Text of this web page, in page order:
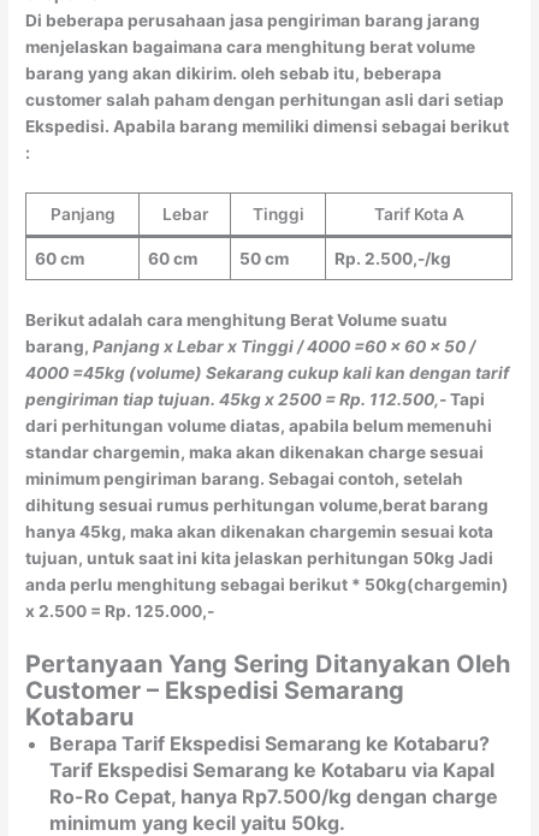
Di beberapa perusahaan jasa pengiriman barang jarang
menjelaskan bagaimana cara menghitung berat volume
barang yang akan dikirim. oleh sebab itu, beberapa
customer salah paham dengan perhitungan asli dari setiap
Ekspedisi. Apabila barang memiliki dimensi sebagai berikut
:
Panjang Lebar Tinggi Tarif Kota A
60 cm 60 cm 50 cm Rp. 2.500,-/kg
Berikut adalah cara menghitung Berat Volume suatu
barang,Panjang x Lebar x Tinggi / 4000 =60 x 60 x 50 /
4000 =45kg (volume) Sekarang cukup kali kan dengan tarif
pengiriman tiap tujuan. 45kg x 2500 = Rp. 112.500,-Tapi
dari perhitungan volume diatas, apabila belum memenuhi
standar chargemin, maka akan dikenakan charge sesuai
minimum pengiriman barang. Sebagai contoh, setelah
dihitung sesuai rumus perhitungan volume,berat barang
hanya 45kg, maka akan dikenakan chargemin sesuai kota
tujuan, untuk saat ini kita jelaskan perhitungan 50kg Jadi
anda perlu menghitung sebagai berikut * 50kg(chargemin)
x 2.500 = Rp. 125.000,-
Pertanyaan Yang Sering Ditanyakan Oleh
Customer – Ekspedisi Semarang
Kotabaru
Berapa Tarif Ekspedisi Semarang ke Kotabaru?
Tarif Ekspedisi Semarang ke Kotabaru via Kapal
Ro-Ro Cepat, hanya Rp7.500/kg dengan charge
minimum yang kecil yaitu 50kg.